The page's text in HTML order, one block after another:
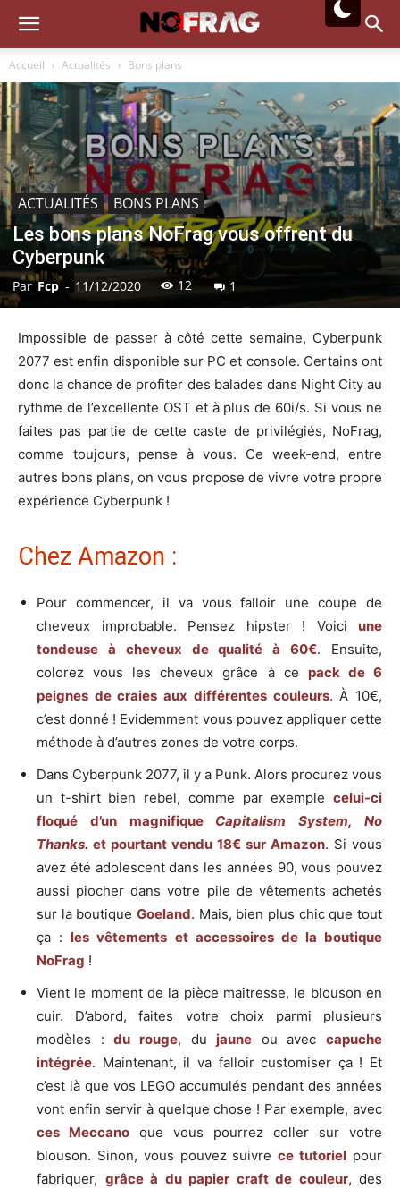
Accueil Actualités Bons plans
ACTUALITÉS BONS PLANS
Les bons plans NoFrag vous offrent du
Cyberpunk
Par Fcp- 11/12/2020 12 1
Impossible de passer à côté cette semaine, Cyberpunk
2077 est enfin disponible sur PC et console. Certains ont
donc la chance de profiter des balades dans Night City au
rythme de l’excellente OST et à plus de 60i/s. Si vous ne
faites pas partie de cette caste de privilégiés, NoFrag,
comme toujours, pense à vous. Ce week-end, entre
autres bons plans, on vous propose de vivre votre propre
expérience Cyberpunk !
Chez Amazon :
Pour commencer, il va vous falloir une coupe de
cheveux improbable. Pensez hipster ! Voici une
tondeuse à cheveux de qualité à 60€. Ensuite,
colorez vous les cheveux grâce à ce pack de 6
peignes de craies aux différentes couleurs. À 10€,
c’est donné ! Evidemment vous pouvez appliquer cette
méthode à d’autres zones de votre corps.
Dans Cyberpunk 2077, il y a Punk. Alors procurez vous
un t-shirt bien rebel, comme par exemple celui-ci
floqué d’un magnifique Capitalism System, No
Thanks. et pourtant vendu 18€ sur Amazon. Si vous
avez été adolescent dans les années 90, vous pouvez
aussi piocher dans votre pile de vêtements achetés
sur la boutique Goeland. Mais, bien plus chic que tout
ça : les vêtements et accessoires de la boutique
NoFrag !
Vient le moment de la pièce maitresse, le blouson en
cuir. D’abord, faites votre choix parmi plusieurs
modèles :du rouge, du jaune ou avec capuche
intégrée. Maintenant, il va falloir customiser ça ! Et
c’est là que vos LEGO accumulés pendant des années
vont enfin servir à quelque chose ! Par exemple, avec
ces Meccano que vous pourrez coller sur votre
blouson. Sinon, vous pouvez suivrece tutoriel pour
fabriquer, grâce à du papier craft de couleur, des